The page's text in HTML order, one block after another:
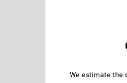
We estimate the